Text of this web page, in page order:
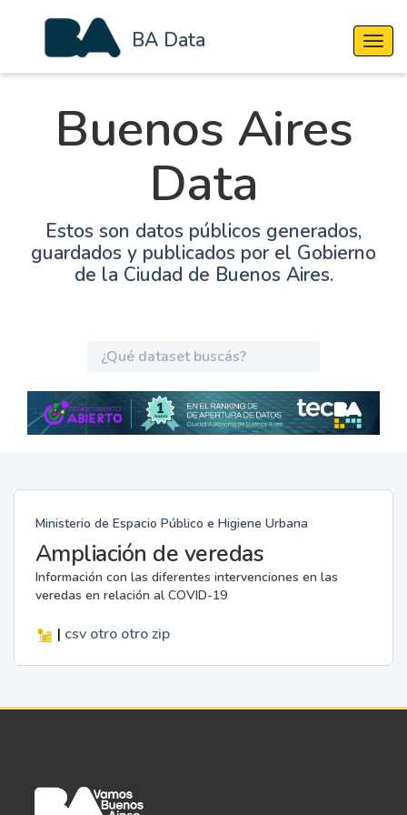
BA Data
Buenos Aires
Data
Estos son datos públicos generados,
guardados y publicados por el Gobierno
de la Ciudad de Buenos Aires.
Ministerio de Espacio Público e Higiene Urbana
Ampliación de veredas
Información con las diferentes intervenciones en las
veredas en relación al COVID-19
| csv otro otro zip